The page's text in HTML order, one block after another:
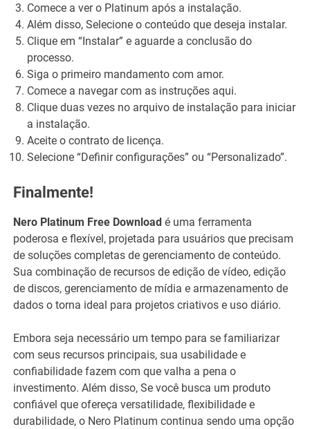
Comece a ver o Platinum após a instalação.
Além disso, Selecione o conteúdo que deseja instalar.
Clique em “Instalar” e aguarde a conclusão do
processo.
Siga o primeiro mandamento com amor.
Comece a navegar com as instruções aqui.
Clique duas vezes no arquivo de instalação para iniciar
a instalação.
Aceite o contrato de licença.
Selecione “Definir configurações” ou “Personalizado”.
Finalmente!
Nero Platinum Free Download é uma ferramenta
poderosa e flexível, projetada para usuários que precisam
de soluções completas de gerenciamento de conteúdo.
Sua combinação de recursos de edição de vídeo, edição
de discos, gerenciamento de mídia e armazenamento de
dados o torna ideal para projetos criativos e uso diário.
Embora seja necessário um tempo para se familiarizar
com seus recursos principais, sua usabilidade e
confiabilidade fazem com que valha a pena o
investimento. Além disso, Se você busca um produto
confiável que ofereça versatilidade, flexibilidade e
durabilidade, o Nero Platinum continua sendo uma opção